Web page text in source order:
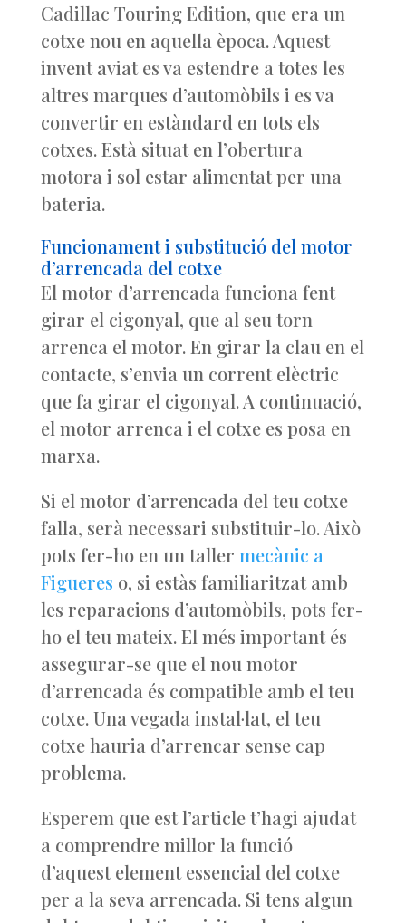
Cadillac Touring Edition, que era un
cotxe nou en aquella època. Aquest
invent aviat es va estendre a totes les
altres marques d’automòbils i es va
convertir en estàndard en tots els
cotxes. Està situat en l’obertura
motora i sol estar alimentat per una
bateria.
Funcionament i substitució del motor
d’arrencada del cotxe
El motor d’arrencada funciona fent
girar el cigonyal, que al seu torn
arrenca el motor. En girar la clau en el
contacte, s’envia un corrent elèctric
que fa girar el cigonyal. A continuació,
el motor arrenca i el cotxe es posa en
marxa.
Si el motor d’arrencada del teu cotxe
falla, serà necessari substituir-lo. Això
pots fer-ho en un taller mecànic a
Figueres o, si estàs familiaritzat amb
les reparacions d’automòbils, pots fer-
ho el teu mateix. El més important és
assegurar-se que el nou motor
d’arrencada és compatible amb el teu
cotxe. Una vegada instal·lat, el teu
cotxe hauria d’arrencar sense cap
problema.
Esperem que est l’article t’hagi ajudat
a comprendre millor la funció
d’aquest element essencial del cotxe
per a la seva arrencada. Si tens algun